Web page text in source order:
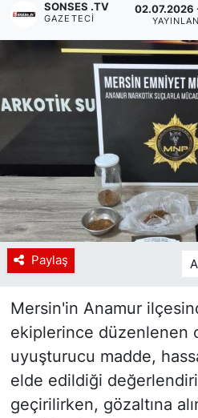
SONSES .TV
GAZETECI
02.07.2026
Paylaş A
Mersin'in Anamur
ekiplerince düzenlenen
uyuşturucu madde,
elde edildiği
geçirilirken, gözaltına
Siyaset
YEREL HABER
Haberde insan